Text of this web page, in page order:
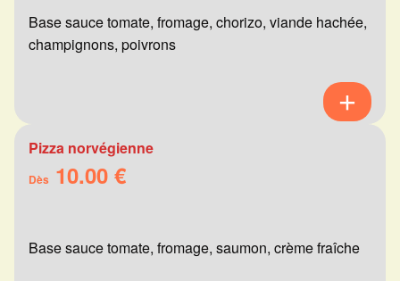
Base sauce tomate, fromage, chorizo, viande hachée,
champignons, poivrons
Pizza norvégienne
Dès 10.00 €
Base sauce tomate, fromage, saumon, crème fraîche